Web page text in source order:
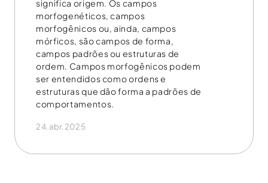
significa origem. Os campos
morfogenéticos, campos
morfogênicos ou, ainda, campos
mórficos, são campos de forma,
campos padrões ou estruturas de
ordem. Campos morfogênicos podem
ser entendidos como ordens e
estruturas que dão forma a padrões de
comportamentos.
24.abr.2025